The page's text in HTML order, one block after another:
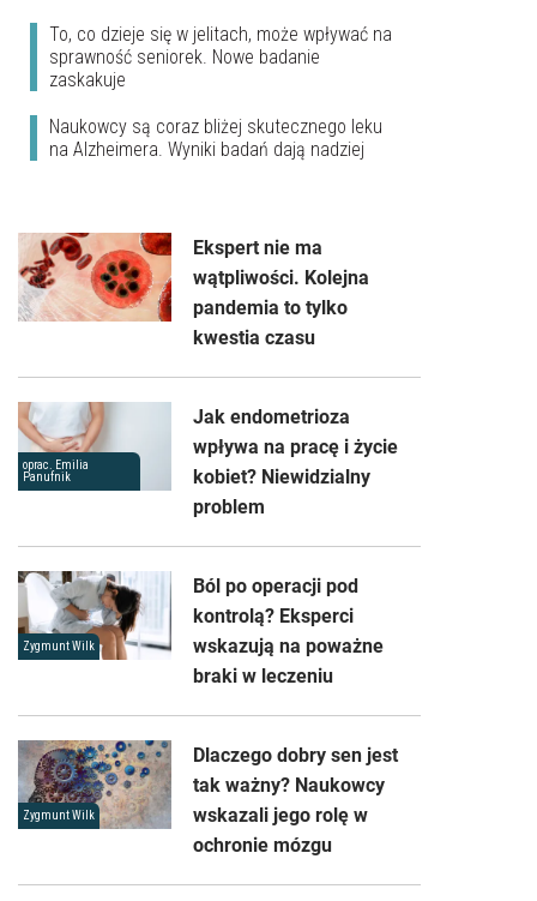
To, co dzieje się w jelitach, może wpływać na
sprawność seniorek. Nowe badanie
zaskakuje
Naukowcy są coraz bliżej skutecznego leku
na Alzheimera. Wyniki badań dają nadziej
Ekspert nie ma
wątpliwości. Kolejna
pandemia to tylko
kwestia czasu
oprac. Emilia
Panufnik
Jak endometrioza
wpływa na pracę i życie
kobiet? Niewidzialny
problem
Zygmunt Wilk
Ból po operacji pod
kontrolą? Eksperci
wskazują na poważne
braki w leczeniu
Zygmunt Wilk
Dlaczego dobry sen jest
tak ważny? Naukowcy
wskazali jego rolę w
ochronie mózgu